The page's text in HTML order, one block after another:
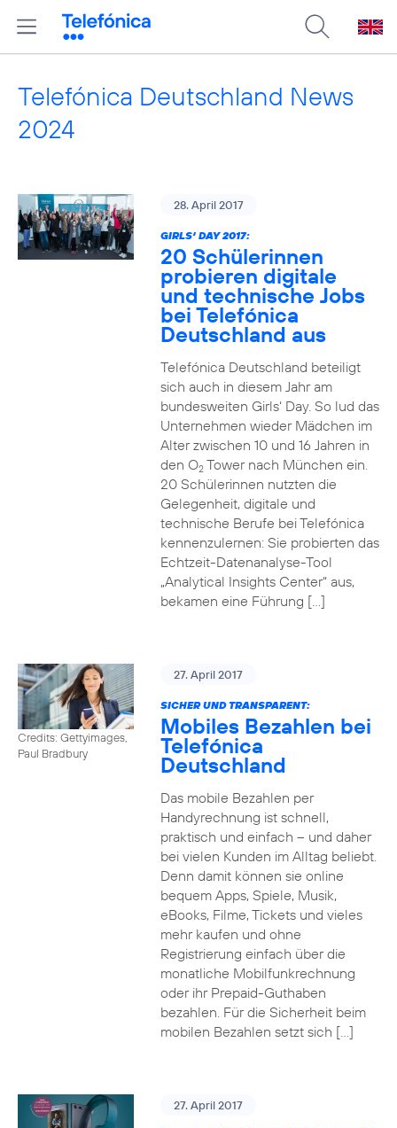
Telefónica Deutschland News
2024
28. April 2017
GIRLS‘ DAY 2017:
20 Schülerinnen
probieren digitale
und technische Jobs
bei Telefónica
Deutschland aus
Telefónica Deutschland beteiligt
sich auch in diesem Jahr am
bundesweiten Girls‘ Day. So lud das
Unternehmen wieder Mädchen im
Alter zwischen 10 und 16 Jahren in
den O2Tower nach München ein.
20 Schülerinnen nutzten die
Gelegenheit, digitale und
technische Berufe bei Telefónica
kennenzulernen: Sie probierten das
Echtzeit-Datenanalyse-Tool
„Analytical Insights Center“ aus,
bekamen eine Führung […]
Credits: Gettyimages,
Paul Bradbury
27. April 2017
SICHER UND TRANSPARENT:
Mobiles Bezahlen bei
Telefónica
Deutschland
Das mobile Bezahlen per
Handyrechnung ist schnell,
praktisch und einfach – und daher
bei vielen Kunden im Alltag beliebt.
Denn damit können sie online
bequem Apps, Spiele, Musik,
eBooks, Filme, Tickets und vieles
mehr kaufen und ohne
Registrierung einfach über die
monatliche Mobilfunkrechnung
oder ihr Prepaid-Guthaben
bezahlen. Für die Sicherheit beim
mobilen Bezahlen setzt sich […]
27. April 2017